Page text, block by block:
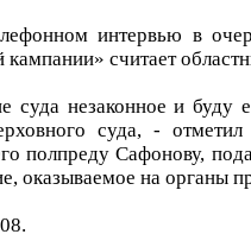
интервью в
считает
суда незаконное и буду
суда, -
полпреду Сафонову,
оказываемое на органы